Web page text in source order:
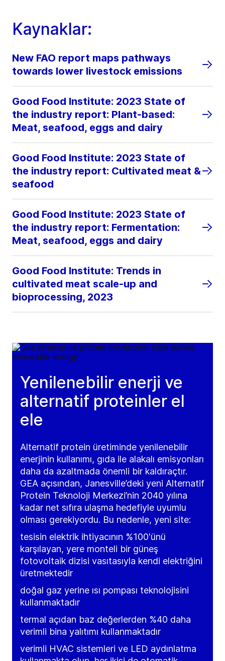
Kaynaklar:
New FAO report maps pathways
towards lower livestock emissions
Good Food Institute: 2023 State of
the industry report: Plant-based:
Meat, seafood, eggs and dairy
Good Food Institute: 2023 State of
the industry report: Cultivated meat &
seafood
Good Food Institute: 2023 State of
the industry report: Fermentation:
Meat, seafood, eggs and dairy
Good Food Institute: Trends in
cultivated meat scale-up and
bioprocessing, 2023
Yenilenebilir enerji ve
alternatif proteinler el
ele
Alternatif protein üretiminde yenilenebilir
enerjinin kullanımı, gıda ile alakalı emisyonları
daha da azaltmada önemli bir kaldıraçtır.
GEA açısından, Janesville’deki yeni Alternatif
Protein Teknoloji Merkezi’nin 2040 yılına
kadar net sıfıra ulaşma hedefiyle uyumlu
olması gerekiyordu. Bu nedenle, yeni site:
tesisin elektrik ihtiyacının %100'ünü
karşılayan, yere monteli bir güneş
fotovoltaik dizisi vasıtasıyla kendi elektriğini
üretmektedir
doğal gaz yerine ısı pompası teknolojisini
kullanmaktadır
termal açıdan baz değerlerden %40 daha
verimli bina yalıtımı kullanmaktadır
verimli HVAC sistemleri ve LED aydınlatma